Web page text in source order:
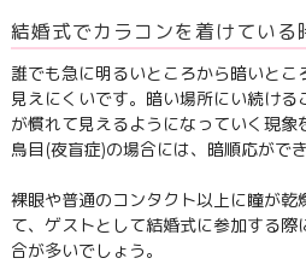
結婚式でカラコンを着けている
誰でも急に明るいところから暗いと
見えにくいです。暗い場所にい続ける
が慣れて見えるようになっていく現象
鳥目(夜盲症)の場合には、暗順応がで
裸眼や普通のコンタクト以上に瞳が
て、ゲストとして結婚式に参加する際
合が多いでしょう。